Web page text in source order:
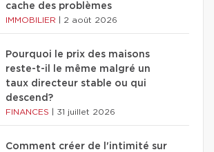
cache des problèmes
IMMOBILIER 2 août 2026
Pourquoi le prix des maisons
reste-t-il le même malgré un
taux directeur stable ou qui
descend?
FINANCES 31 juillet 2026
Comment créer de l'intimité sur